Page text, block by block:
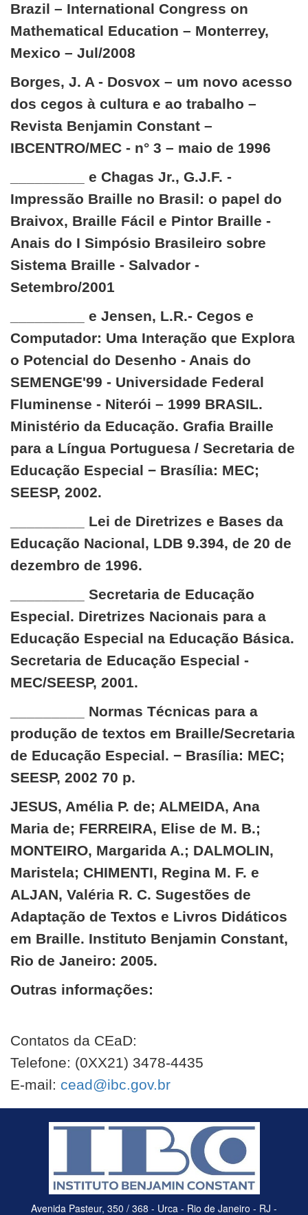
Brazil – International Congress on
Mathematical Education – Monterrey,
Mexico – Jul/2008
Borges, J. A - Dosvox – um novo acesso
dos cegos à cultura e ao trabalho –
Revista Benjamin Constant –
IBCENTRO/MEC - n° 3 – maio de 1996
_________ e Chagas Jr., G.J.F. -
Impressão Braille no Brasil: o papel do
Braivox, Braille Fácil e Pintor Braille -
Anais do I Simpósio Brasileiro sobre
Sistema Braille - Salvador -
Setembro/2001
_________ e Jensen, L.R.- Cegos e
Computador: Uma Interação que Explora
o Potencial do Desenho - Anais do
SEMENGE'99 - Universidade Federal
Fluminense - Niterói – 1999 BRASIL.
Ministério da Educação. Grafia Braille
para a Língua Portuguesa / Secretaria de
Educação Especial − Brasília: MEC;
SEESP, 2002.
_________ Lei de Diretrizes e Bases da
Educação Nacional, LDB 9.394, de 20 de
dezembro de 1996.
_________ Secretaria de Educação
Especial. Diretrizes Nacionais para a
Educação Especial na Educação Básica.
Secretaria de Educação Especial -
MEC/SEESP, 2001.
_________ Normas Técnicas para a
produção de textos em Braille/Secretaria
de Educação Especial. − Brasília: MEC;
SEESP, 2002 70 p.
JESUS, Amélia P. de; ALMEIDA, Ana
Maria de; FERREIRA, Elise de M. B.;
MONTEIRO, Margarida A.; DALMOLIN,
Maristela; CHIMENTI, Regina M. F. e
ALJAN, Valéria R. C. Sugestões de
Adaptação de Textos e Livros Didáticos
em Braille. Instituto Benjamin Constant,
Rio de Janeiro: 2005.
Outras informações:
Contatos da CEaD:
Telefone: (0XX21) 3478-4435
E-mail: cead@ibc.gov.br
Avenida Pasteur, 350 / 368 - Urca - Rio de Janeiro - RJ -